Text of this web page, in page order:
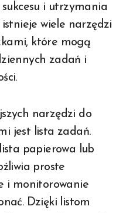
i utrzymania
istnieje wiele narzędzi
które mogą
zadań i
narzędzi do
jest lista zadań.
papierowa lub
proste
i monitorowanie
Dzięki listom